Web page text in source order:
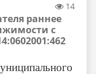
14
раннее
с